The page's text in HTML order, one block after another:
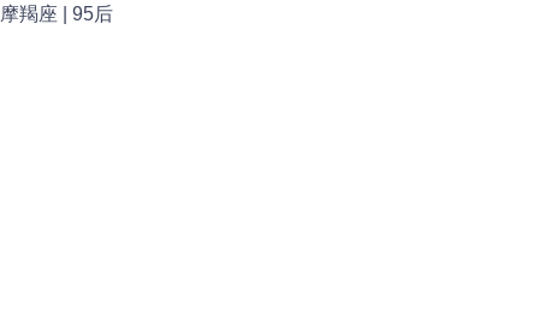
摩羯座 | 95后